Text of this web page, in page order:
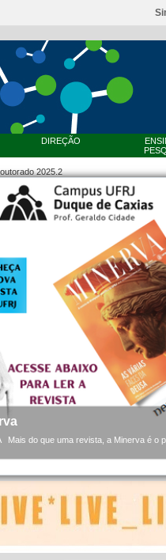
DIREÇÃO
2025.2
Mais do que uma revista, a Minerva é o